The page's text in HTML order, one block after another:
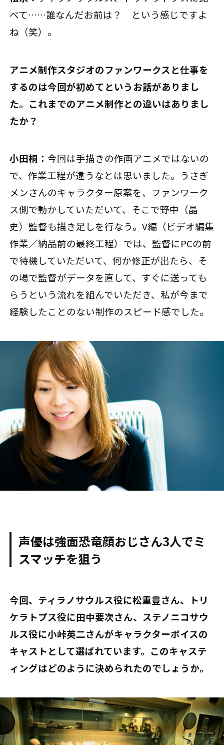
べて……誰なんだお前は？ という感じですよ
ね（笑）。
――アニメ制作スタジオのファンワークスと仕事を
するのは今回が初めてというお話がありまし
た。これまでのアニメ制作との違いはありまし
たか？
小田桐：今回は手描きの作画アニメではないの
で、作業工程が違うなとは思いました。うさぎ
メンさんのキャラクター原案を、ファンワーク
ス側で動かしていただいて、そこで野中（晶
史）監督も描き足しを行なう。V編（ビデオ編集
作業／納品前の最終工程）では、監督にPCの前
で待機していただいて、何か修正が出たら、そ
の場で監督がデータを直して、すぐに送っても
らうという流れを組んでいただき、私が今まで
経験したことのない制作のスピード感でした。
声優は強面恐竜顔おじさん3人でミ
スマッチを狙う
――今回、ティラノサウルス役に松重豊さん、トリ
ケラトプス役に田中要次さん、ステノニコサウ
ルス役に小峠英二さんがキャラクターボイスの
キャストとして選ばれています。このキャステ
ィングはどのように決められたのでしょうか。